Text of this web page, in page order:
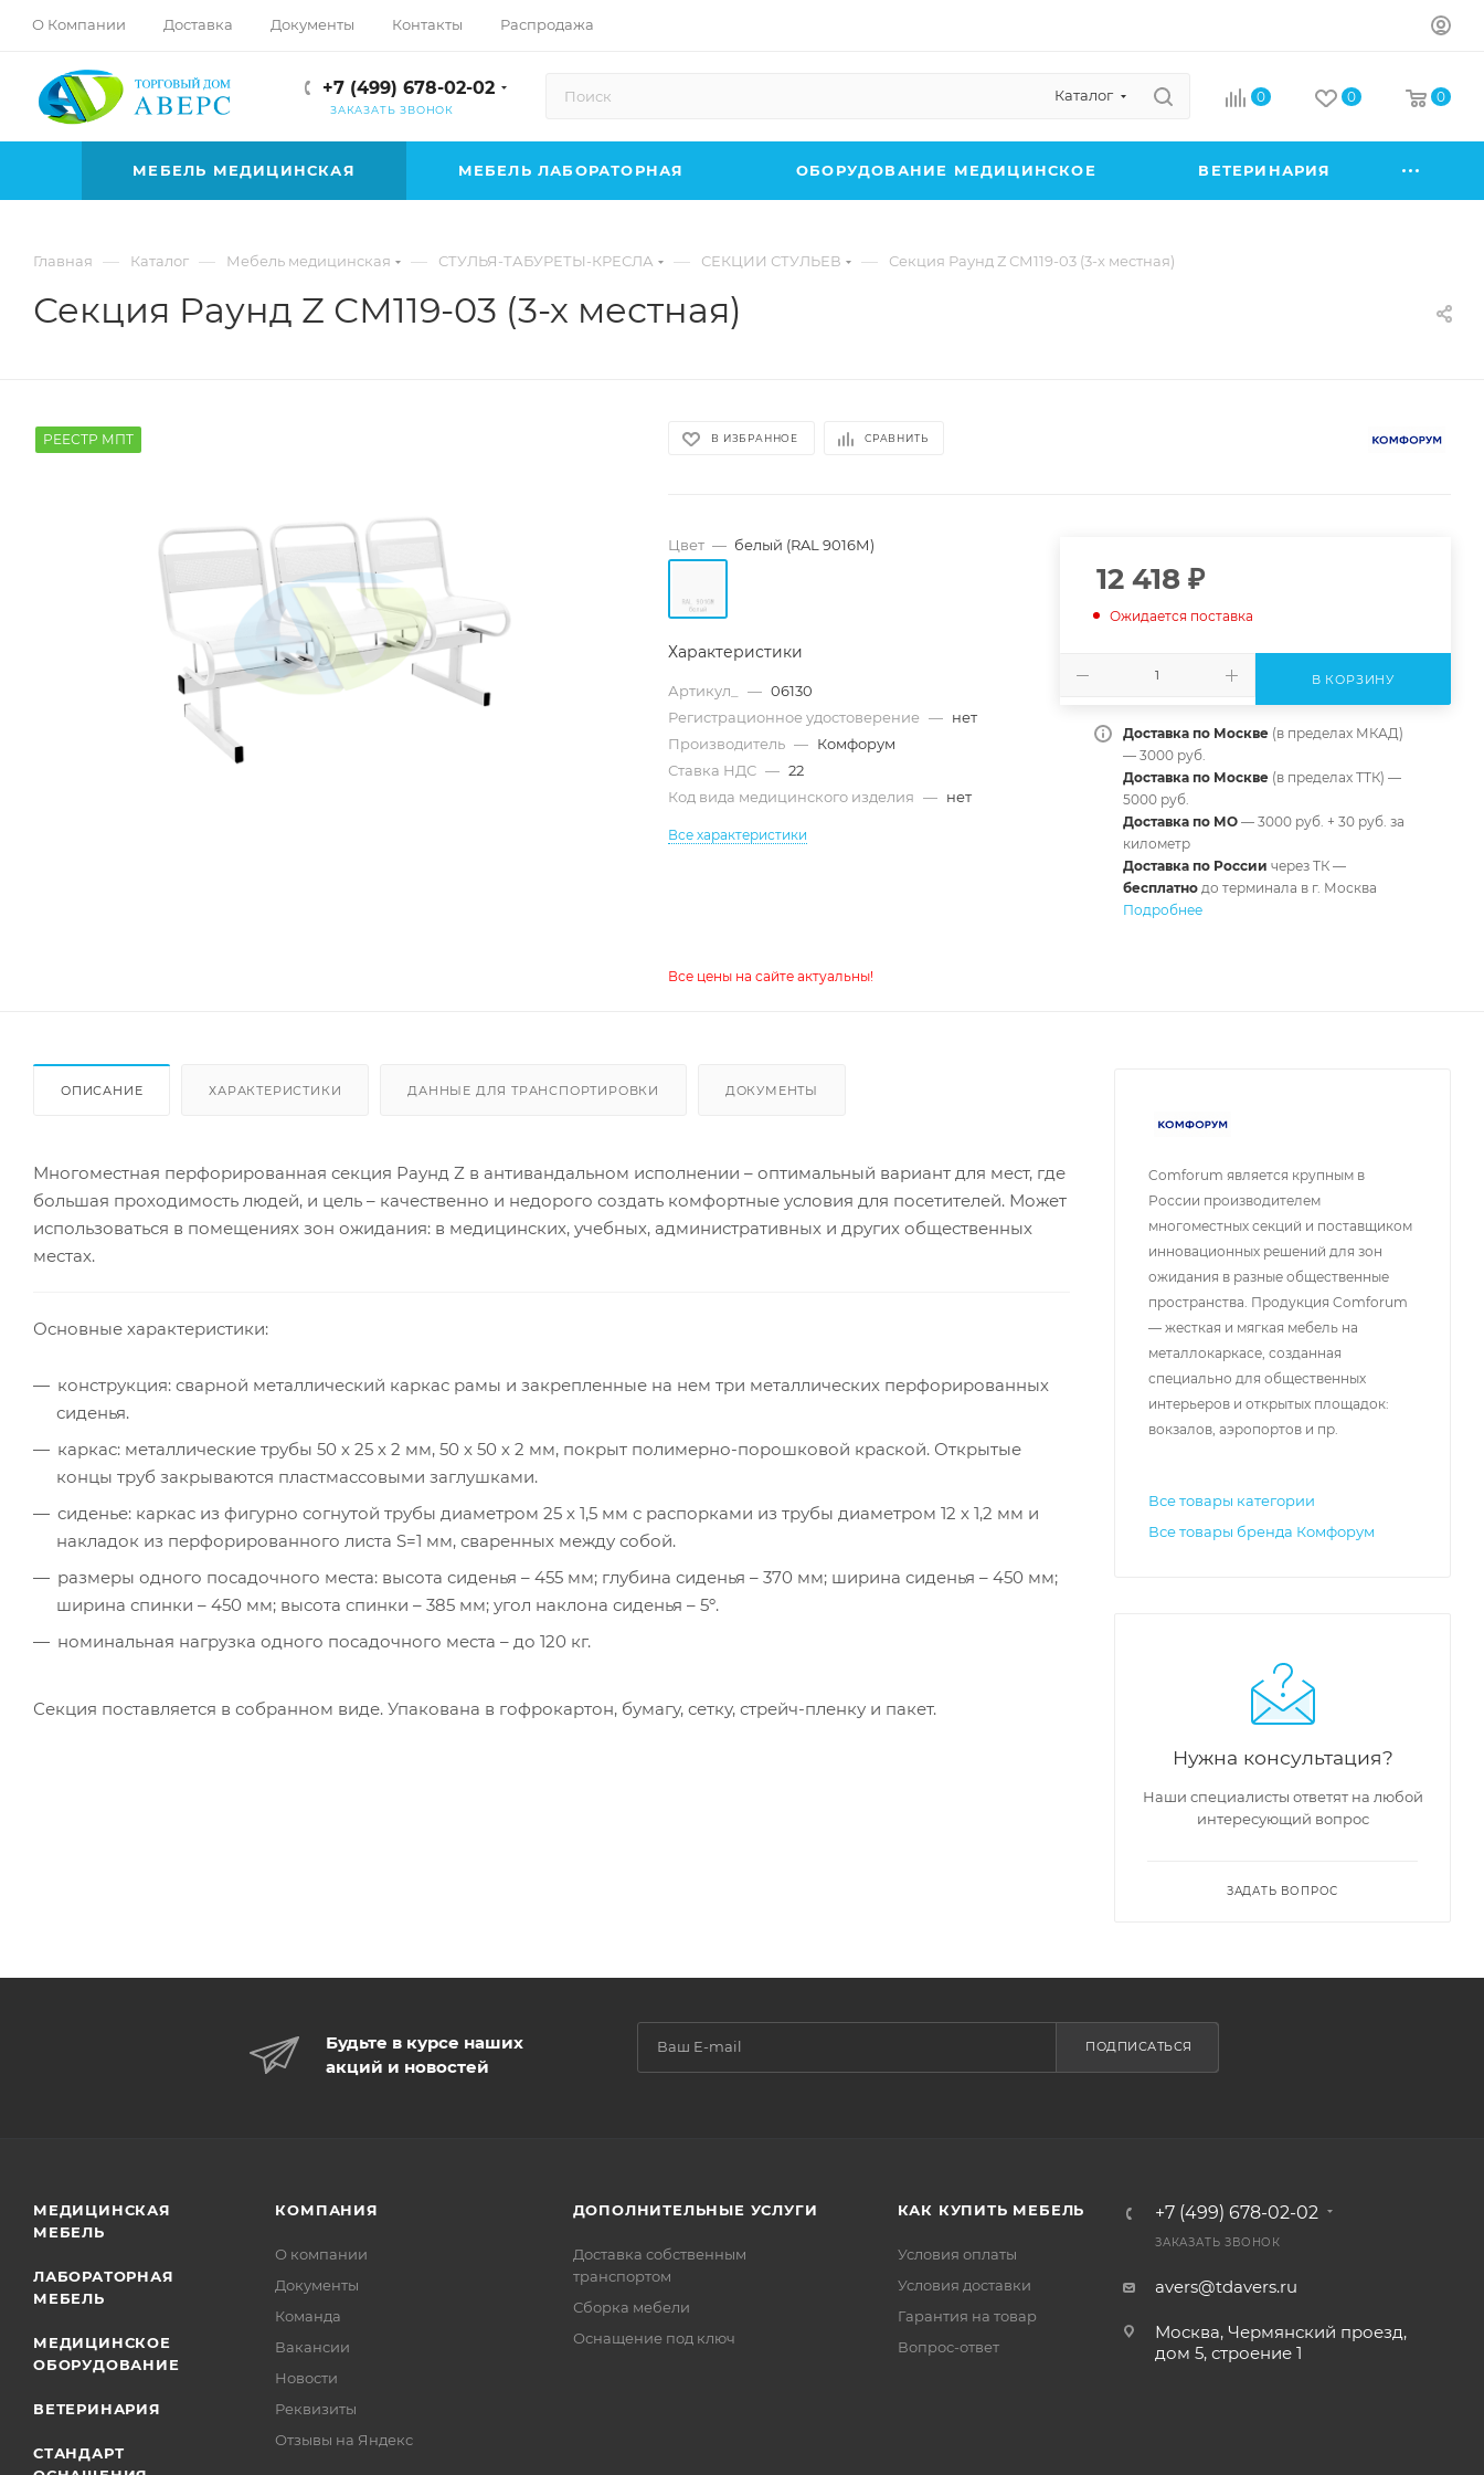
О Компании Доставка Документы Контакты Распродажа
+7 (499) 678-02-02
ЗАКАЗАТЬ ЗВОНОК
Каталог 0 0 0
МЕБЕЛЬ МЕДИЦИНСКАЯ МЕБЕЛЬ ЛАБОРАТОРНАЯ ОБОРУДОВАНИЕ МЕДИЦИНСКОЕ ВЕТЕРИНАРИЯ
Главная — Каталог — Мебель медицинская — СТУЛЬЯ-ТАБУРЕТЫ-КРЕСЛА — СЕКЦИИ СТУЛЬЕВ — Секция Раунд Z СМ119-03 (3-х местная)
Секция Раунд Z СМ119-03 (3-х местная)
РЕЕСТР МПТ В ИЗБРАННОЕ СРАВНИТЬ
Цвет — белый (RAL 9016М)
Характеристики
Артикул_ — 06130
Регистрационное удостоверение — нет
Производитель — Комфорум
Ставка НДС — 22
Код вида медицинского изделия — нет
Все характеристики
12 418₽
Ожидается поставка
В КОРЗИНУ
Доставка по Москве(в пределах МКАД)
— 3000 руб.
Доставка по Москве (в пределах ТТК) —
5000 руб.
Доставка по МО— 3000 руб. + 30 руб. за
километр
Доставка по России через ТК —
бесплатнодо терминала в г. Москва
Подробнее
Все цены на сайте актуальны!
ОПИСАНИЕ ХАРАКТЕРИСТИКИ ДАННЫЕ ДЛЯ ТРАНСПОРТИРОВКИ ДОКУМЕНТЫ
Многоместная перфорированная секция Раунд Z в антивандальном исполнении – оптимальный вариант для мест, где
большая проходимость людей, и цель – качественно и недорого создать комфортные условия для посетителей. Может
использоваться в помещениях зон ожидания: в медицинских, учебных, административных и других общественных
местах.
Основные характеристики:
конструкция: сварной металлический каркас рамы и закрепленные на нем три металлических перфорированных
сиденья.
каркас: металлические трубы 50 х 25 х 2 мм, 50 х 50 х 2 мм, покрыт полимерно-порошковой краской. Открытые
концы труб закрываются пластмассовыми заглушками.
сиденье: каркас из фигурно согнутой трубы диаметром 25 х 1,5 мм с распорками из трубы диаметром 12 х 1,2 мм и
накладок из перфорированного листа S=1 мм, сваренных между собой.
размеры одного посадочного места: высота сиденья – 455 мм; глубина сиденья – 370 мм; ширина сиденья – 450 мм;
ширина спинки – 450 мм; высота спинки – 385 мм; угол наклона сиденья – 5º.
номинальная нагрузка одного посадочного места – до 120 кг.
Секция поставляется в собранном виде. Упакована в гофрокартон, бумагу, сетку, стрейч-пленку и пакет.
Comforum является крупным в
России производителем
многоместных секций и поставщиком
инновационных решений для зон
ожидания в разные общественные
пространства. Продукция Comforum
— жесткая и мягкая мебель на
металлокаркасе, созданная
специально для общественных
интерьеров и открытых площадок:
вокзалов, аэропортов и пр.
Все товары категории
Все товары бренда Комфорум
Нужна консультация?
Наши специалисты ответят на любой
интересующий вопрос
ЗАДАТЬ ВОПРОС
Будьте в курсе наших
акций и новостей
ПОДПИСАТЬСЯ
МЕДИЦИНСКАЯ
МЕБЕЛЬ
ЛАБОРАТОРНАЯ
МЕБЕЛЬ
МЕДИЦИНСКОЕ
ОБОРУДОВАНИЕ
ВЕТЕРИНАРИЯ
СТАНДАРТ
КОМПАНИЯ
О компании
Документы
Команда
Вакансии
Новости
Реквизиты
Отзывы на Яндекс
ДОПОЛНИТЕЛЬНЫЕ УСЛУГИ
Доставка собственным
транспортом
Сборка мебели
Оснащение под ключ
КАК КУПИТЬ МЕБЕЛЬ
Условия оплаты
Условия доставки
Гарантия на товар
Вопрос-ответ
+7 (499) 678-02-02
ЗАКАЗАТЬ ЗВОНОК
avers@tdavers.ru
Москва, Чермянский проезд,
дом 5, строение 1
movies